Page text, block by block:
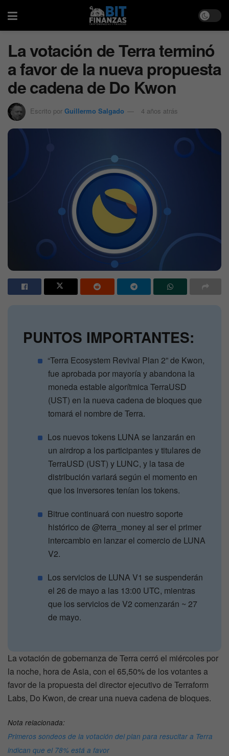
La votación de Terra terminó
a favor de la nueva propuesta
de cadena de Do Kwon
Escrito por Guillermo Salgado 4 años atrás
PUNTOS IMPORTANTES:
“Terra Ecosystem Revival Plan 2” de Kwon,
fue aprobada por mayoría y abandona la
moneda estable algorítmica TerraUSD
(UST) en la nueva cadena de bloques que
tomará el nombre de Terra.
Los nuevos tokens LUNA se lanzarán en
un airdrop a los participantes y titulares de
TerraUSD (UST) y LUNC, y la tasa de
distribución variará según el momento en
que los inversores tenían los tokens.
Bitrue continuará con nuestro soporte
histórico de @terra_money al ser el primer
intercambio en lanzar el comercio de LUNA
V2.
Los servicios de LUNA V1 se suspenderán
el 26 de mayo a las 13:00 UTC, mientras
que los servicios de V2 comenzarán ~ 27
de mayo.
La votación de gobernanza de Terra cerró el miércoles por
la noche, hora de Asia, con el 65,50% de los votantes a
favor de la propuesta del director ejecutivo de Terraform
Labs, Do Kwon, de crear una nueva cadena de bloques.
Nota relacionada:
Primeros sondeos de la votación del plan para resucitar a Terra
indican que el 78% está a favor